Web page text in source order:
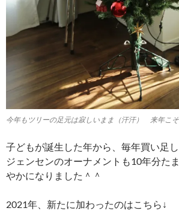
今年もツリーの足元は寂しいまま（汗汗） 来年こ
子どもが誕生した年から、毎年買い足
ジェンセンのオーナメントも10年分た
やかになりました＾＾
2021年、新たに加わったのはこちら↓